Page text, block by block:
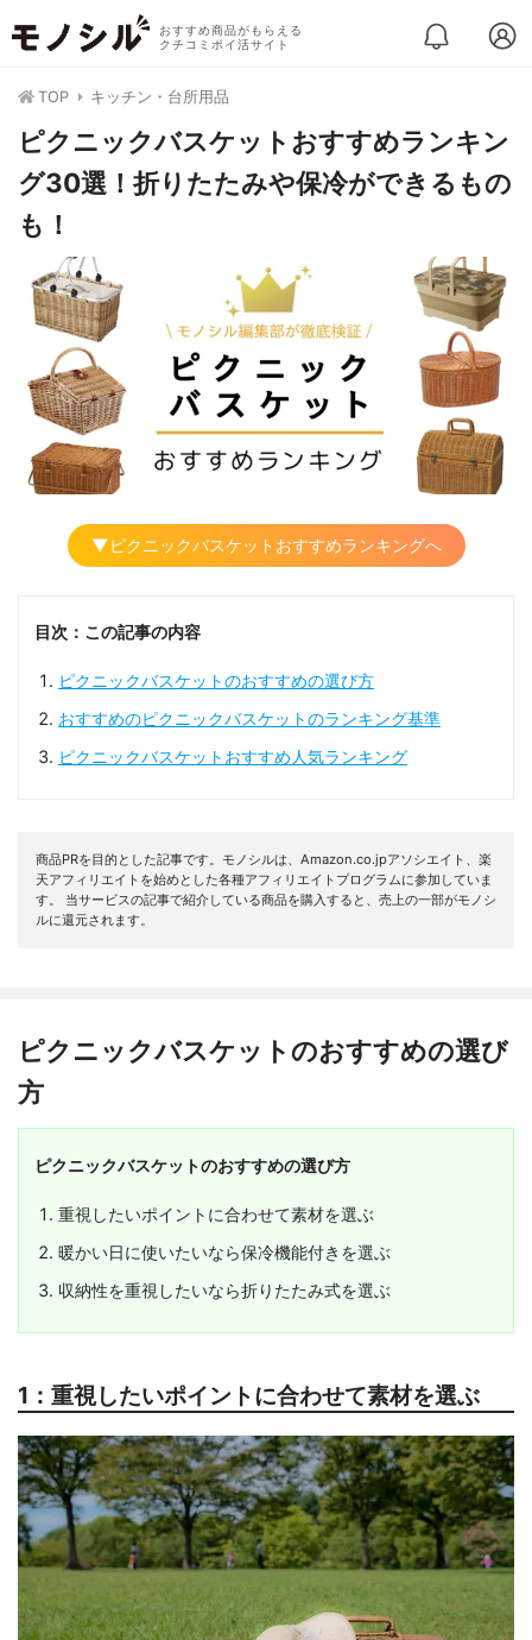
おすすめ商品がもらえる
クチコミポイ活サイト
TOP キッチン・台所用品
ピクニックバスケットおすすめランキン
グ30選！折りたたみや保冷ができるもの
も！
▼ピクニックバスケットおすすめランキングへ
目次：この記事の内容
ピクニックバスケットのおすすめの選び方
おすすめのピクニックバスケットのランキング基準
ピクニックバスケットおすすめ人気ランキング
商品PRを目的とした記事です。モノシルは、Amazon.co.jpアソシエイト、楽
天アフィリエイトを始めとした各種アフィリエイトプログラムに参加していま
す。 当サービスの記事で紹介している商品を購入すると、売上の一部がモノシ
ルに還元されます。
ピクニックバスケットのおすすめの選び
方
ピクニックバスケットのおすすめの選び方
重視したいポイントに合わせて素材を選ぶ
暖かい日に使いたいなら保冷機能付きを選ぶ
収納性を重視したいなら折りたたみ式を選ぶ
1：重視したいポイントに合わせて素材を選ぶ